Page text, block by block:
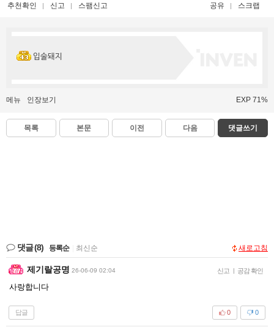
추천확인 신고 스팸신고 공유 스크랩
입술돼지
메뉴 인장보기 EXP 71%
목록 본문 이전 다음 댓글쓰기
댓글(8) 등록순 최신순 새로고침
제기랄공명 26-06-09 02:04 신고 | 공감 확인
사랑합니다
답글 0
0